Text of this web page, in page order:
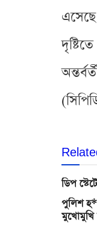
এসেছে
ডিপ
পুলিশ
মুখোমুখি